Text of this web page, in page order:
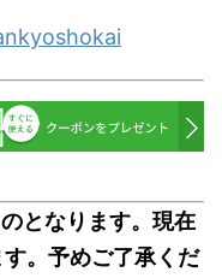
となります。現在
。予めご了承くだ